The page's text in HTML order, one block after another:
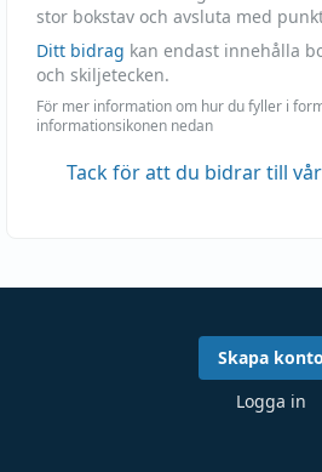
stor bokstav och avsluta med
Ditt bidrag kan endast innehålla
och skiljetecken.
För mer information om hur du fyller i
informationsikonen nedan
Tack för att du bidrar till
Skapa konto
Logga in